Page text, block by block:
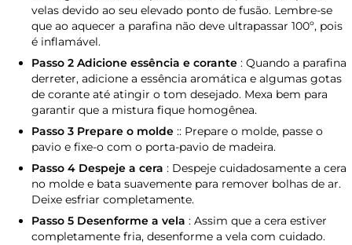
velas devido ao seu elevado ponto de fusão. Lembre-se
que ao aquecer a parafina não deve ultrapassar 100º, pois
é inflamável.
Passo 2 Adicione essência e corante : Quando a parafina
derreter, adicione a essência aromática e algumas gotas
de corante até atingir o tom desejado. Mexa bem para
garantir que a mistura fique homogênea.
Passo 3 Prepare o molde :: Prepare o molde, passe o
pavio e fixe-o com o porta-pavio de madeira.
Passo 4 Despeje a cera : Despeje cuidadosamente a cera
no molde e bata suavemente para remover bolhas de ar.
Deixe esfriar completamente.
Passo 5 Desenforme a vela : Assim que a cera estiver
completamente fria, desenforme a vela com cuidado.